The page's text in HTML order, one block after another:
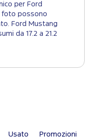
per Ford
foto possono
Ford Mustang
da 17.2 a 21.2
Usato Promozioni